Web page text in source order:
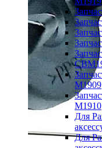
M1909
M1910
Для
Для